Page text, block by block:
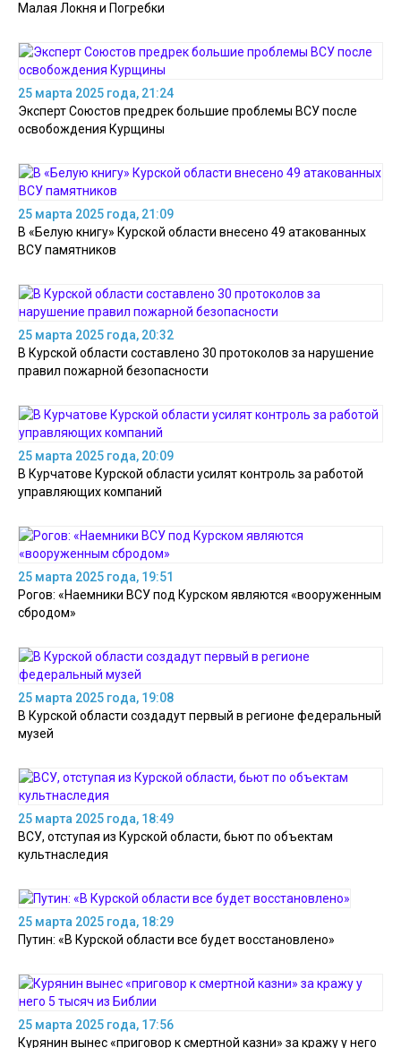
Малая Локня и Погребки
25 марта 2025 года, 21:24
Эксперт Союстов предрек большие проблемы ВСУ после
освобождения Курщины
25 марта 2025 года, 21:09
В «Белую книгу» Курской области внесено 49 атакованных
ВСУ памятников
25 марта 2025 года, 20:32
В Курской области составлено 30 протоколов за нарушение
правил пожарной безопасности
25 марта 2025 года, 20:09
В Курчатове Курской области усилят контроль за работой
управляющих компаний
25 марта 2025 года, 19:51
Рогов: «Наемники ВСУ под Курском являются «вооруженным
сбродом»
25 марта 2025 года, 19:08
В Курской области создадут первый в регионе федеральный
музей
25 марта 2025 года, 18:49
ВСУ, отступая из Курской области, бьют по объектам
культнаследия
25 марта 2025 года, 18:29
Путин: «В Курской области все будет восстановлено»
25 марта 2025 года, 17:56
Курянин вынес «приговор к смертной казни» за кражу у него